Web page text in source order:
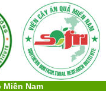
Nam